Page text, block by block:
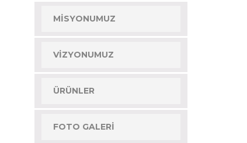
MISYONUMUZ
VIZYONUMUZ
ÜRÜNLER
FOTO GALERI